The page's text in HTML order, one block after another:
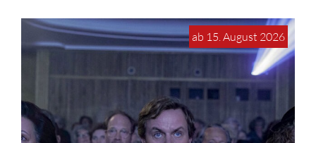
ab 15. August 2026